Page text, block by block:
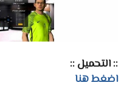
:: التحميل ::
اضغط هنا